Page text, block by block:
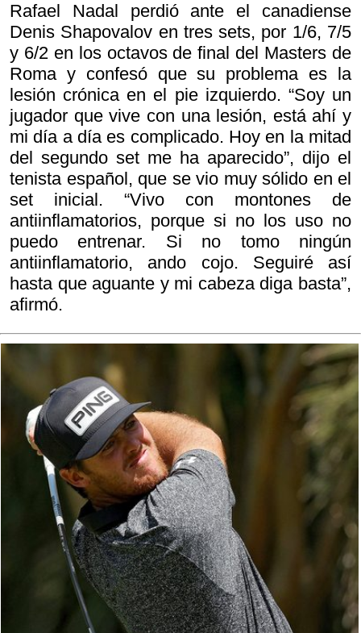
Rafael Nadal perdió ante el canadiense
Denis Shapovalov en tres sets, por 1/6, 7/5
y 6/2 en los octavos de final del Masters de
Roma y confesó que su problema es la
lesión crónica en el pie izquierdo. “Soy un
jugador que vive con una lesión, está ahí y
mi día a día es complicado. Hoy en la mitad
del segundo set me ha aparecido”, dijo el
tenista español, que se vio muy sólido en el
set inicial. “Vivo con montones de
antiinflamatorios, porque si no los uso no
puedo entrenar. Si no tomo ningún
antiinflamatorio, ando cojo. Seguiré así
hasta que aguante y mi cabeza diga basta”,
afirmó.